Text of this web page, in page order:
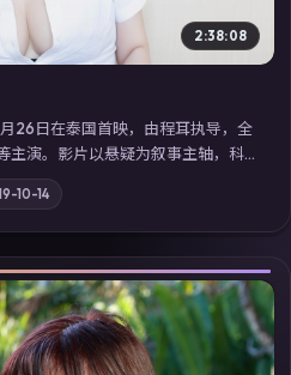
2:38:08
26日在泰国首映，由程耳执导，全
主演。影片以悬疑为叙事主轴，科
逐渐模糊；摄影与配乐强化地域气
看高清电视剧在线看」延展检索
线追剧体验。
10-14